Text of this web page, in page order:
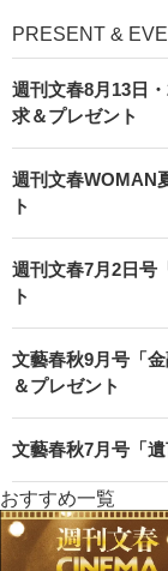
PRESENT &
週刊文春8月13日
求＆プレゼント
週刊文春WOMAN
ト
週刊文春7月2日号
ト
文藝春秋9月号「
＆プレゼント
文藝春秋7月号「
おすすめ一覧